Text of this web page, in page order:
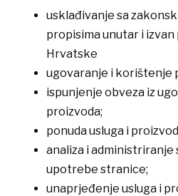
​usklađivanje sa
propisima unutar i
Hrvatske
​ugovaranje i korištenje
ispunjenje obveza iz
proizvoda;
​ponuda usluga i
​analiza i administriranje
upotrebe stranice;
​unaprjeđenje usluga i